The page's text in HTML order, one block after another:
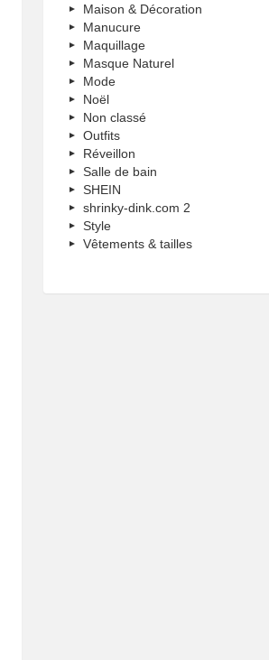
Maison & Décoration
Manucure
Maquillage
Masque Naturel
Mode
Noël
Non classé
Outfits
Réveillon
Salle de bain
SHEIN
shrinky-dink.com 2
Style
Vêtements & tailles